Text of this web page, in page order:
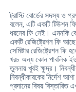
ট্রাস্টি বোর্ডের সদস্য ও
বলেন, এটি একটি টিউশন
ধরনের ফি নেই। এমনকি
একটি রেজিষ্ট্রেশন ফি আছে
সেমিষ্টার রেজিষ্ট্রেশন
খরচ অন্য কোন পাবলিক
তুলনায় খুবই ক্ষুদ্র।
নিবন্ধীকারকের নির্দেশ
প্রদানের বিষয় বিস্তারিত